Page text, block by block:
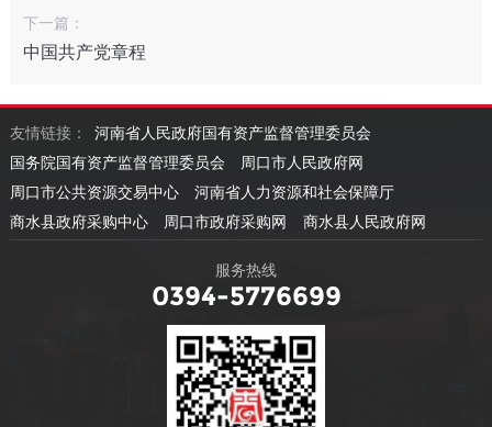
下一篇：
中国共产党章程
友情链接：
河南省人民政府国有资产监督管理委员会
国务院国有资产监督管理委员会
周口市人民政府网
周口市公共资源交易中心
河南省人力资源和社会保障厅
商水县政府采购中心
周口市政府采购网 商水县人民政府网
服务热线
0394-5776699